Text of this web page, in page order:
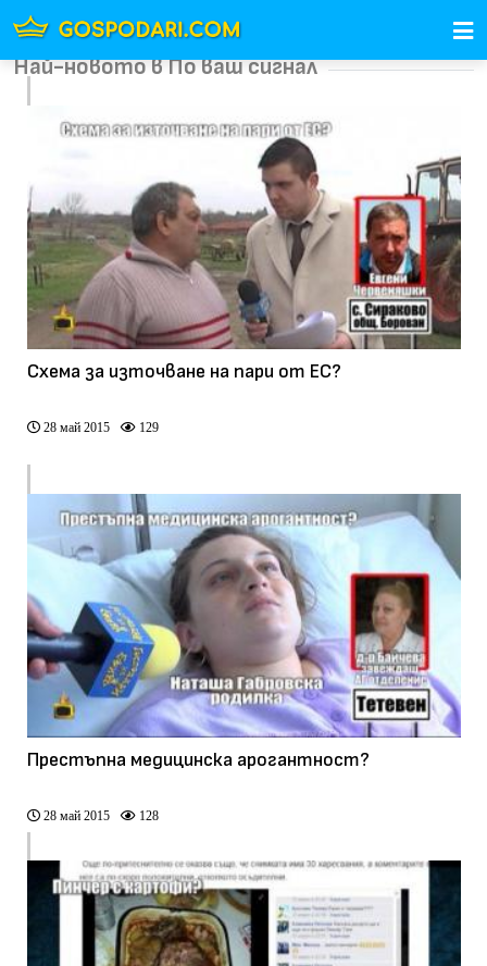
Най-новото в По ваш сигнал
Схема за източване на пари от ЕС?
28 май 2015 129
Престъпна медицинска арогантност?
28 май 2015 128